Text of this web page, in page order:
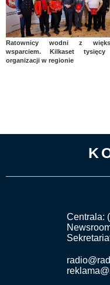
Ratownicy wodni z
wsparciem. Kilkaset
organizacji w regionie
Centrala: